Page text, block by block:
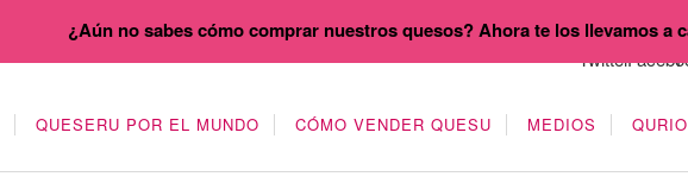
QUESERU POR EL MUNDO CÓMO VENDER QUESU MEDIOS
¿Aún no sabes cómo comprar nuestros quesos? Ahora te los llevamos a